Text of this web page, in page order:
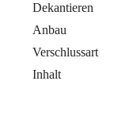
Dekantieren
Anbau
Verschlussart
Inhalt